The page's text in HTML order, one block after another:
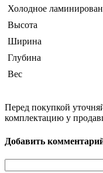
Холодное
Высота
Ширина
Глубина
Вес
Перед покупкой
комплектацию у
Добавить